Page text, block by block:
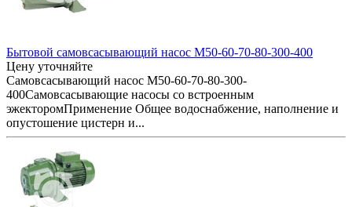
Бытовой самовсасывающий насос M50-60-70-80-300-400
Цену уточняйте
Самовсасывающий насос M50-60-70-80-300-
400Самовсасывающие насосы со встроенным
эжекторомПрименение Общее водоснабжение, наполнение и
опустошение цистерн и...